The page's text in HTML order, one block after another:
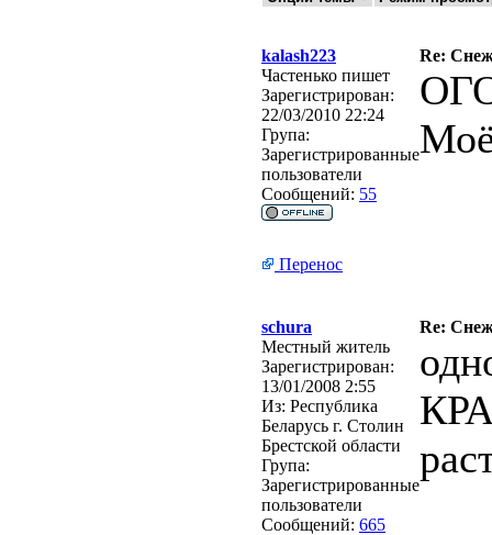
kalash223
Re:
Частенько пишет
Зарегистрирован:
22/03/2010 22:24
Група:
Зарегистрированные
пользователи
Сообщений: 55
Перенос
schura
Re:
Местный житель
Зарегистрирован:
13/01/2008 2:55
Из: Республика
Беларусь г. Столин
Брестской области
Група:
Зарегистрированные
пользователи
Сообщений: 665